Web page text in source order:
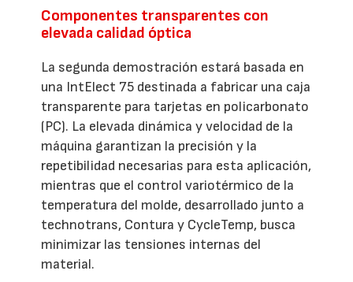
Componentes transparentes con
elevada calidad óptica
La segunda demostración estará basada en
una IntElect 75 destinada a fabricar una caja
transparente para tarjetas en policarbonato
(PC). La elevada dinámica y velocidad de la
máquina garantizan la precisión y la
repetibilidad necesarias para esta aplicación,
mientras que el control variotérmico de la
temperatura del molde, desarrollado junto a
technotrans, Contura y CycleTemp, busca
minimizar las tensiones internas del
material.